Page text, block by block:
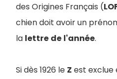
des Origines Français (
chien doit avoir un
la lettre de l'année.
Si dès 1926 le Z est exclue